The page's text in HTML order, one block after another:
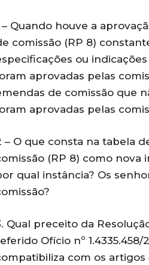
– Quando houve a
comissão (RP 8)
ou
aprovadas pelas
de comissão que
aprovadas pelas
– O que consta na tabela
(RP 8) como nova
qual instância? Os
Qual preceito da
Ofício nº 1.4335.458/
com os artigos